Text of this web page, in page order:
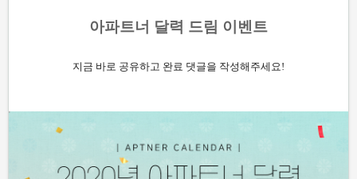
아파트너 달력 드림 이벤트
지금 바로 공유하고 완료 댓글을 작성해주세요!